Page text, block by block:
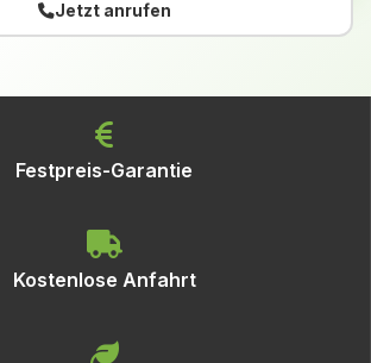
Jetzt anrufen
Festpreis-Garantie
Kostenlose Anfahrt